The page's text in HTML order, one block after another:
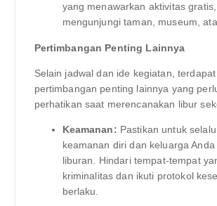
yang menawarkan aktivitas
mengunjungi taman, museum,
Pertimbangan Penting Lainnya
Selain jadwal dan ide kegiatan,
pertimbangan penting lainnya yang
perhatikan saat merencanakan libur
Keamanan: Pastikan untuk
keamanan diri dan keluarga Anda
liburan. Hindari tempat-tempat
kriminalitas dan ikuti protokol
berlaku.